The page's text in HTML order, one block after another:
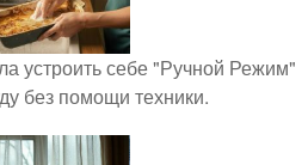
устроить себе "Ручной Режим"
без помощи техники.